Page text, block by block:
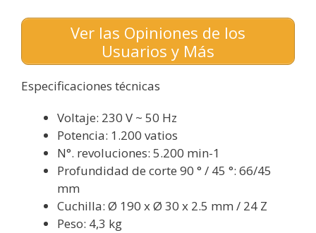
Ver las Opiniones de los
Usuarios y Más
Especificaciones técnicas
Voltaje: 230 V ~ 50 Hz
Potencia: 1.200 vatios
N°. revoluciones: 5.200 min-1
Profundidad de corte 90 ° / 45 °: 66/45
mm
Cuchilla: Ø 190 x Ø 30 x 2.5 mm / 24 Z
Peso: 4,3 kg